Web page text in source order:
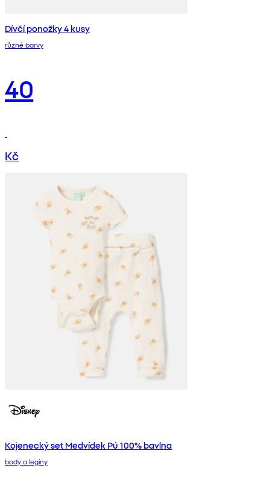
Dívčí ponožky 4 kusy
různé barvy
40
Kč
Kojenecký set Medvídek Pú 100% bavlna
body a legíny